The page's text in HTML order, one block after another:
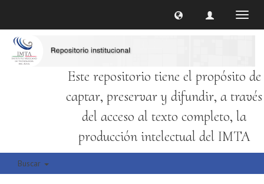
Este repositorio tiene el propósito de
captar, preservar y difundir, a través
del acceso al texto completo, la
producción intelectual del IMTA
Buscar